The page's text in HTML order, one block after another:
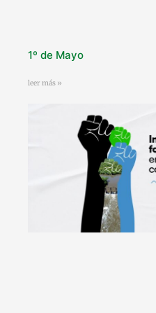
1º de Mayo
leer más »